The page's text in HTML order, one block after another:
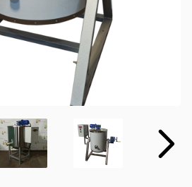
Вперёд